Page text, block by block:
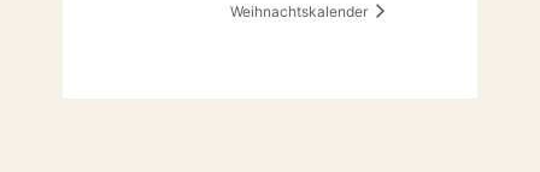
Weihnachtskalender